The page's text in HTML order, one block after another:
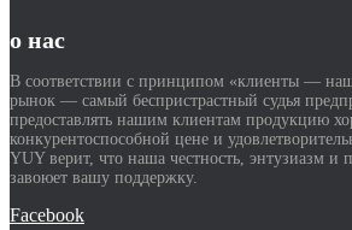
о нас
В соответствии с принципом «клиенты —
рынок — самый беспристрастный судья
предоставлять нашим клиентам продукцию
конкурентоспособной цене и
YUY верит, что наша честность, энтузиазм и
завоюет вашу поддержку.
Facebook